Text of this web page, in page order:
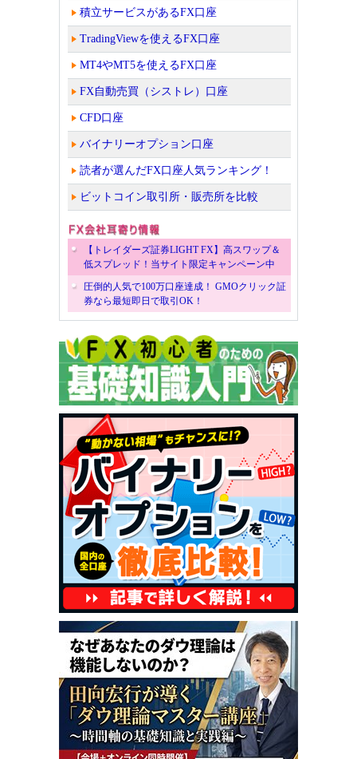
積立サービスがあるFX口座
TradingViewを使えるFX口座
MT4やMT5を使えるFX口座
FX自動売買（シストレ）口座
CFD口座
バイナリーオプション口座
読者が選んだFX口座人気ランキング！
ビットコイン取引所・販売所を比較
【トレイダーズ証券LIGHT FX】高スワップ＆
低スプレッド！当サイト限定キャンペーン中
圧倒的人気で100万口座達成！ GMOクリック証
券なら最短即日で取引OK！